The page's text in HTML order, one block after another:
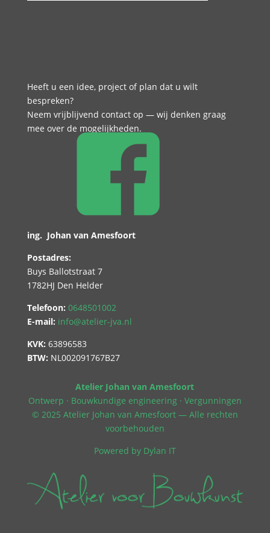
Heeft u een idee, project of plan dat u wilt
bespreken?
Neem vrijblijvend contact op — wij denken graag
mee over de mogelijkheden.
ing. Johan van Amesfoort
Postadres:
Buys Ballotstraat 7
1782HJ Den Helder
Telefoon: 0648501002
E-mail: info@atelier-jva.nl
KVK: 63896583
BTW: NL002091767B27
Atelier Johan van Amesfoort
Ontwerp · Bouwkundige engineering · Vergunningen
© 2025 Atelier Johan van Amesfoort — Alle rechten
voorbehouden
Powered by Dylan IT